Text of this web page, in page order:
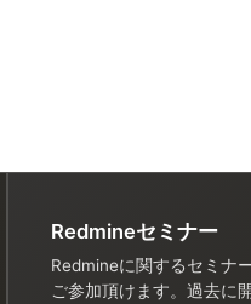
Redmineセミナー
Redmineに関するセミナ
ご参加頂けます。過去に